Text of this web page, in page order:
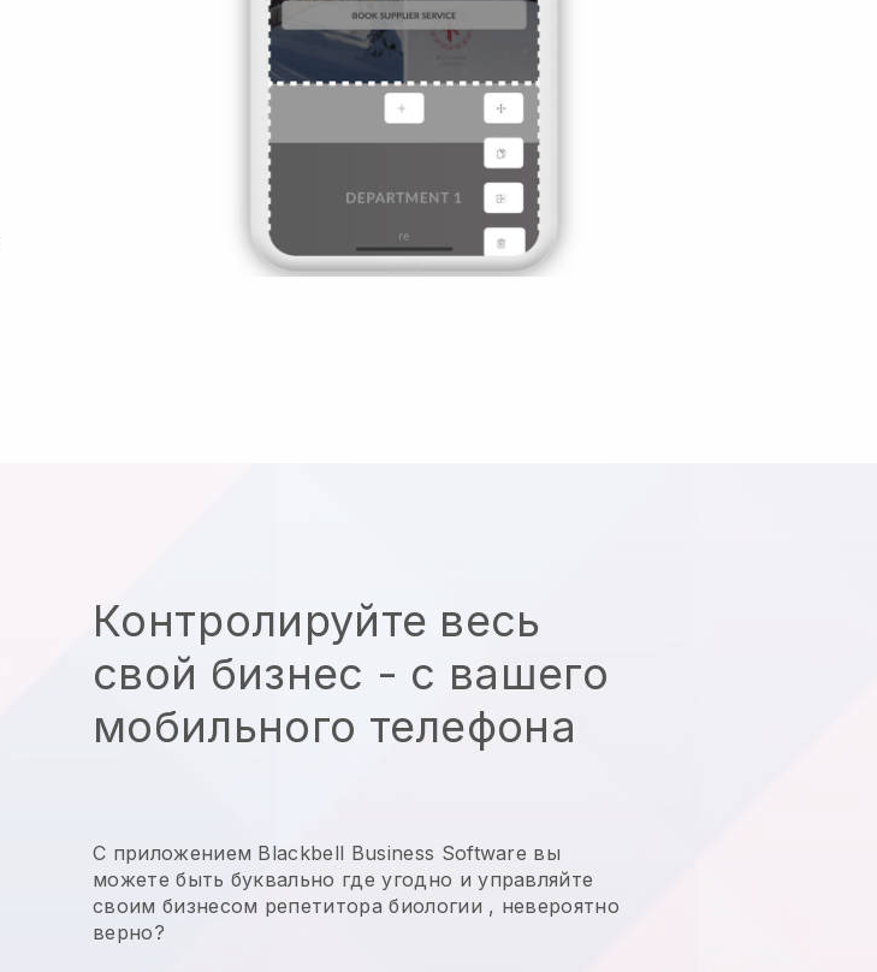
Контролируйте весь
свой бизнес - с вашего
мобильного телефона
С приложением Blackbell Business Software вы
можете быть буквально где угодно иуправляйте
своим бизнесом репетитора биологии , невероятно
верно?